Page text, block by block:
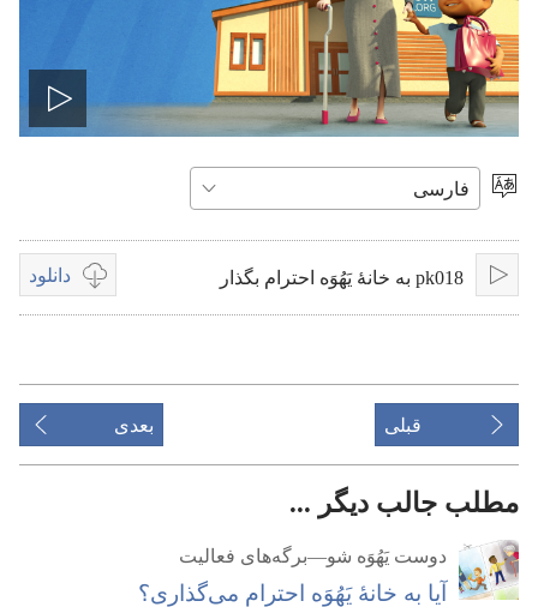
پخش
انتخاب
پخش
pk018 به خانهٔ یَهُوَه احترام بگذار دانلود
گزینه‌هتی
دانلود
قبلی بعدی
مطلب جالب دیگر ...
دوست یَهُوَه شو—‏برگه‌های فعالیت
آیا به خانهٔ یَهُوَه احترام می‌گذاری؟‏